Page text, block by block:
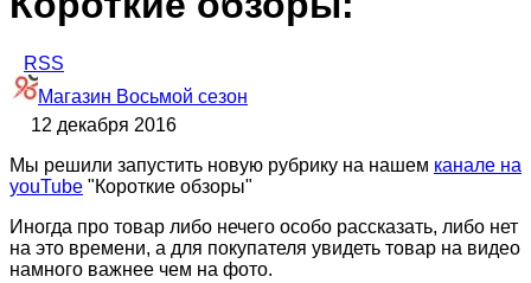
RSS
Магазин Восьмой сезон
12 декабря 2016
Мы решили запустить новую рубрику на нашем канале на
youTube "Короткие обзоры"
Иногда про товар либо нечего особо рассказать, либо нет
на это времени, а для покупателя увидеть товар на видео
намного важнее чем на фото.